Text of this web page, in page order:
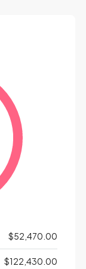
$52,470.00
$122,430.00